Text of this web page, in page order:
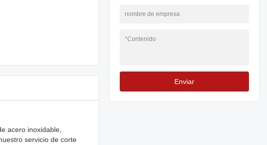
acero inoxidable,
servicio de corte
nombre de empresa
*Contenido
Enviar